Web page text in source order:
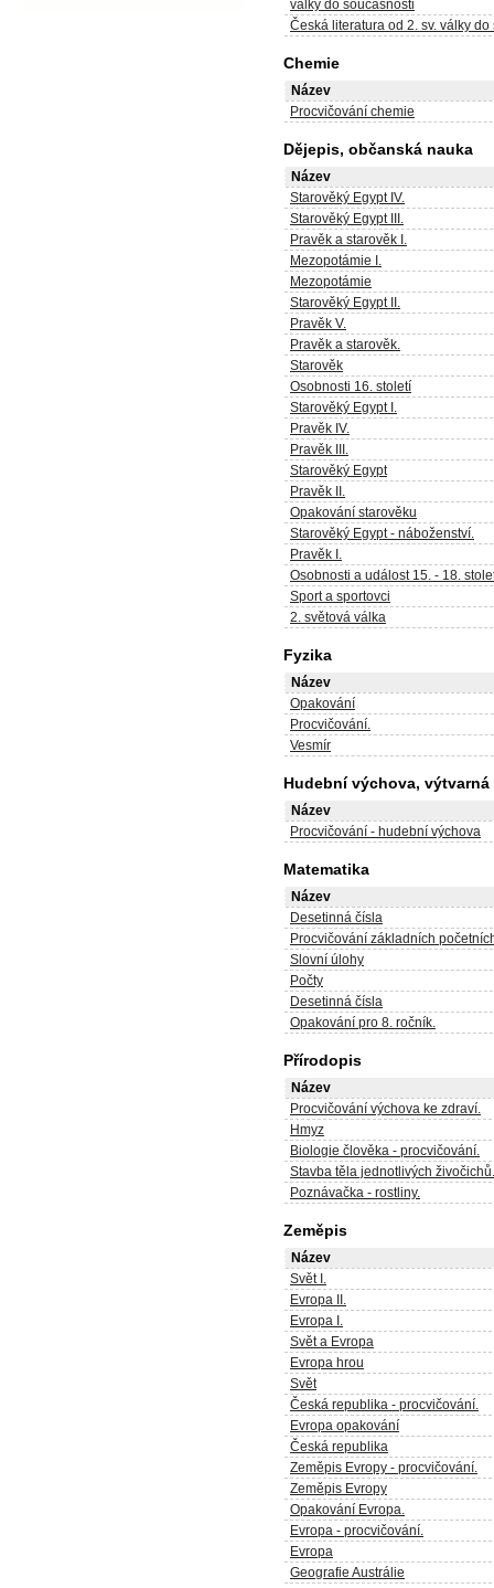
války do současnosti
Česká literatura od 2. sv. války
Chemie
Název
Procvičování chemie
Dějepis, občanská nauka
Název
Starověký Egypt IV.
Starověký Egypt III.
Pravěk a starověk I.
Mezopotámie I.
Mezopotámie
Starověký Egypt II.
Pravěk V.
Pravěk a starověk.
Starověk
Osobnosti 16. století
Starověký Egypt I.
Pravěk IV.
Pravěk III.
Starověký Egypt
Pravěk II.
Opakování starověku
Starověký Egypt - náboženství.
Pravěk I.
Osobnosti a událost 15. - 18.
Sport a sportovci
2. světová válka
Fyzika
Název
Opakování
Procvičování.
Vesmír
Hudební výchova,
Název
Procvičování - hudební výchova
Matematika
Název
Desetinná čísla
Procvičování základních
Slovní úlohy
Počty
Desetinná čísla
Opakování pro 8. ročník.
Přírodopis
Název
Procvičování výchova ke zdraví.
Hmyz
Biologie člověka - procvičování.
Stavba těla jednotlivých živočichů.
Poznávačka - rostliny.
Zeměpis
Název
Svět I.
Evropa II.
Evropa I.
Svět a Evropa
Evropa hrou
Svět
Česká republika - procvičování.
Evropa opakování
Česká republika
Zeměpis Evropy - procvičování.
Zeměpis Evropy
Opakování Evropa.
Evropa - procvičování.
Evropa
Geografie Austrálie